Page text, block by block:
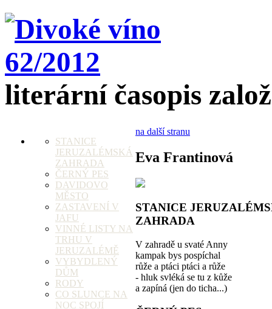
literární časopis
STANICE
JERUZALÉMSKÁ
ZAHRADA
ČERNÝ PES
DAVIDOVO
MĚSTO
ZASTAVENÍ V
JAFU
VINNÉ LISTY NA
TRHU V
JERUZALÉMĚ
VYBYDLENÝ
DŮM
RODY
CO SLUNCE NA
NOC SPOJÍ
na další stranu
Eva Frantinová
STANICE
ZAHRADA
V zahradě u svaté Anny
kampak bys pospíchal
růže a ptáci ptáci a růže
- hluk svléká se tu z kůže
a zapíná (jen do ticha...)